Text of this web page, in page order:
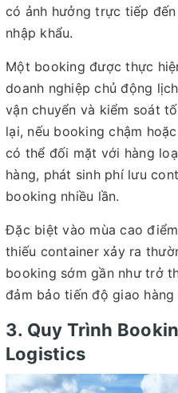
có ảnh hưởng trực tiếp
nhập khẩu.
Một booking được thực
doanh nghiệp chủ động
vận chuyển và kiểm soát
lại, nếu booking chậm
có thể đối mặt với hàng
hàng, phát sinh phí lưu
booking nhiều lần.
Đặc biệt vào mùa cao
thiếu container xảy ra
booking sớm gần như trở
đảm bảo tiến độ giao hàng
3. Quy Trình
Logistics